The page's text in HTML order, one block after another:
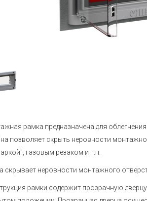
Приборы для
управления задвижками
Устройства контроля и
Твердотельные и
Промежуточные реле
управления
Электротехническое
Профиль
Каталог продукции ОВЕН
Материалы для вашего сайта
рамка предназначена для
позволяет скрыть неровности
газовым резаком и т.п.
скрывает неровности монтажного
рамки содержит прозрачную